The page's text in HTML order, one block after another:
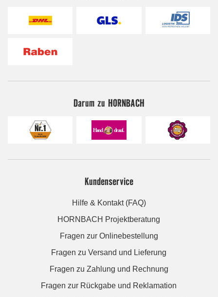
Darum zu HORNBACH
Kundenservice
Hilfe & Kontakt (FAQ)
HORNBACH Projektberatung
Fragen zur Onlinebestellung
Fragen zu Versand und Lieferung
Fragen zu Zahlung und Rechnung
Fragen zur Rückgabe und Reklamation